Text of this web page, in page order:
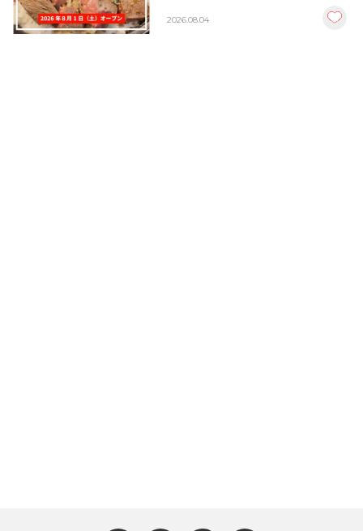
2026.08.04